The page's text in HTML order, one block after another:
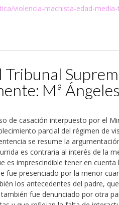
violencia-machista-edad-
Tribunal
Mª
de casación interpuesto por el
parcial del régimen de
se resume la
es contraria al interés de la
es imprescindible tener en
fue presenciado por la menor
los antecedentes del padre,
fue denunciado por otra